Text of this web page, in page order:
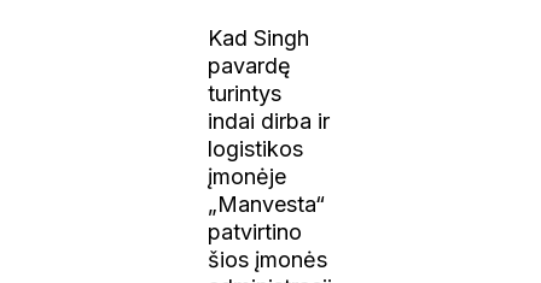
Kad Singh
pavardę
turintys
indai dirba ir
logistikos
įmonėje
„Manvesta“
patvirtino
šios įmonės